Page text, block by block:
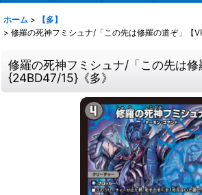
ホーム >
【多】
> 修羅の死神フミシュナ/「この先は修羅の道ぞ」【
修羅の死神フミシュナ/「この先は修
{24BD47/15}《多》